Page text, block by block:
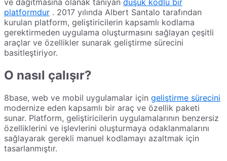
ve dağıtmasına olanak tanıyan düşük kodlu bir
platformdur . 2017 yılında Albert Santalo tarafından
kurulan platform, geliştiricilerin kapsamlı kodlama
gerektirmeden uygulama oluşturmasını sağlayan çeşitli
araçlar ve özellikler sunarak geliştirme sürecini
basitleştiriyor.
O nasıl çalışır?
8base, web ve mobil uygulamalar için geliştirme sürecini
modernize eden kapsamlı bir araç ve özellik paketi
sunar. Platform, geliştiricilerin uygulamalarının benzersiz
özelliklerini ve işlevlerini oluşturmaya odaklanmalarını
sağlayarak gerekli manuel kodlamayı azaltmak için
tasarlanmıştır.